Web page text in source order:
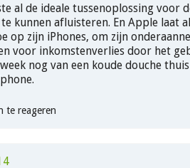
al de ideale tussenoplossing voor
kunnen afluisteren. En Apple laat
op zijn iPhones, om zijn
voor inkomstenverlies door het
nog van een koude douche
te reageren